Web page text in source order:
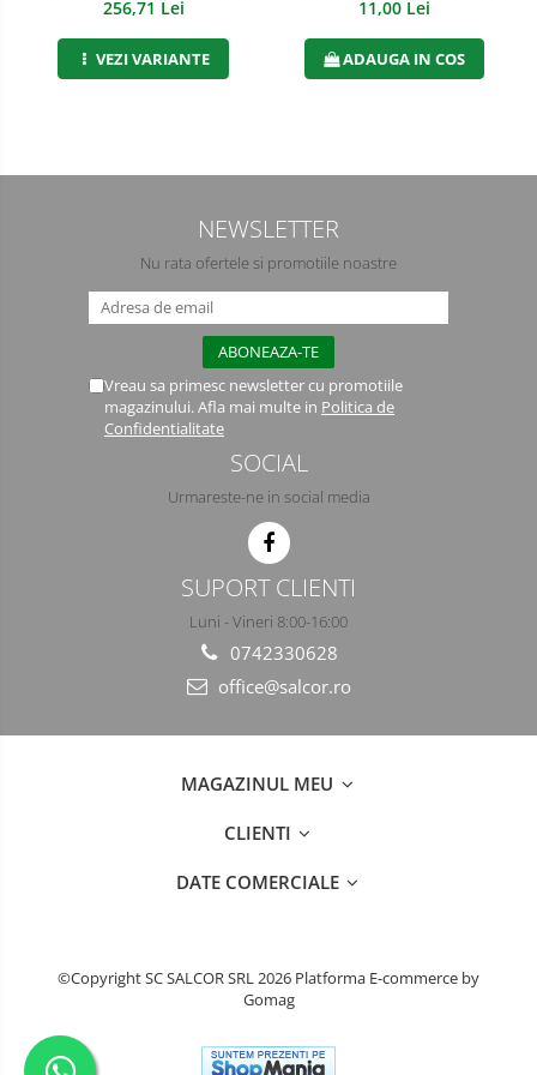
Manusi PVC
Manusi textil
Manusi zale
Imbracaminte Outdoor
Incaltaminte Outdoor
256,71 Lei
VEZI VARIANTE
11,00 Lei
ADAUGA IN COS
NEWSLETTER
Nu rata ofertele si promotiile noastre
Vreau sa primesc newsletter cu promotiile
magazinului. Afla mai multe in Politica de
Confidentialitate
SOCIAL
Urmareste-ne in social media
SUPORT CLIENTI
Luni - Vineri 8:00-16:00
0742330628
office@salcor.ro
MAGAZINUL MEU
CLIENTI
DATE COMERCIALE
©Copyright SC SALCOR SRL 2026 Platforma E-commerce by
Gomag